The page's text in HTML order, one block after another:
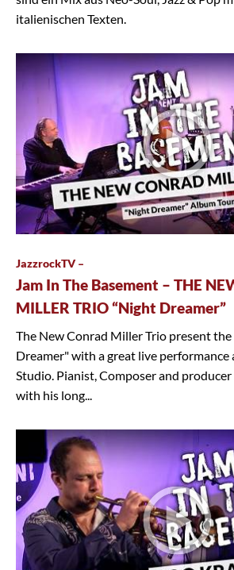
italienischen Texten.
JazzrockTV –
Jam In The Basement – THE
MILLER TRIO “Night Dreamer”
The New Conrad Miller Trio present
Dreamer" with a great live performance
Studio. Pianist, Composer and
with his long...